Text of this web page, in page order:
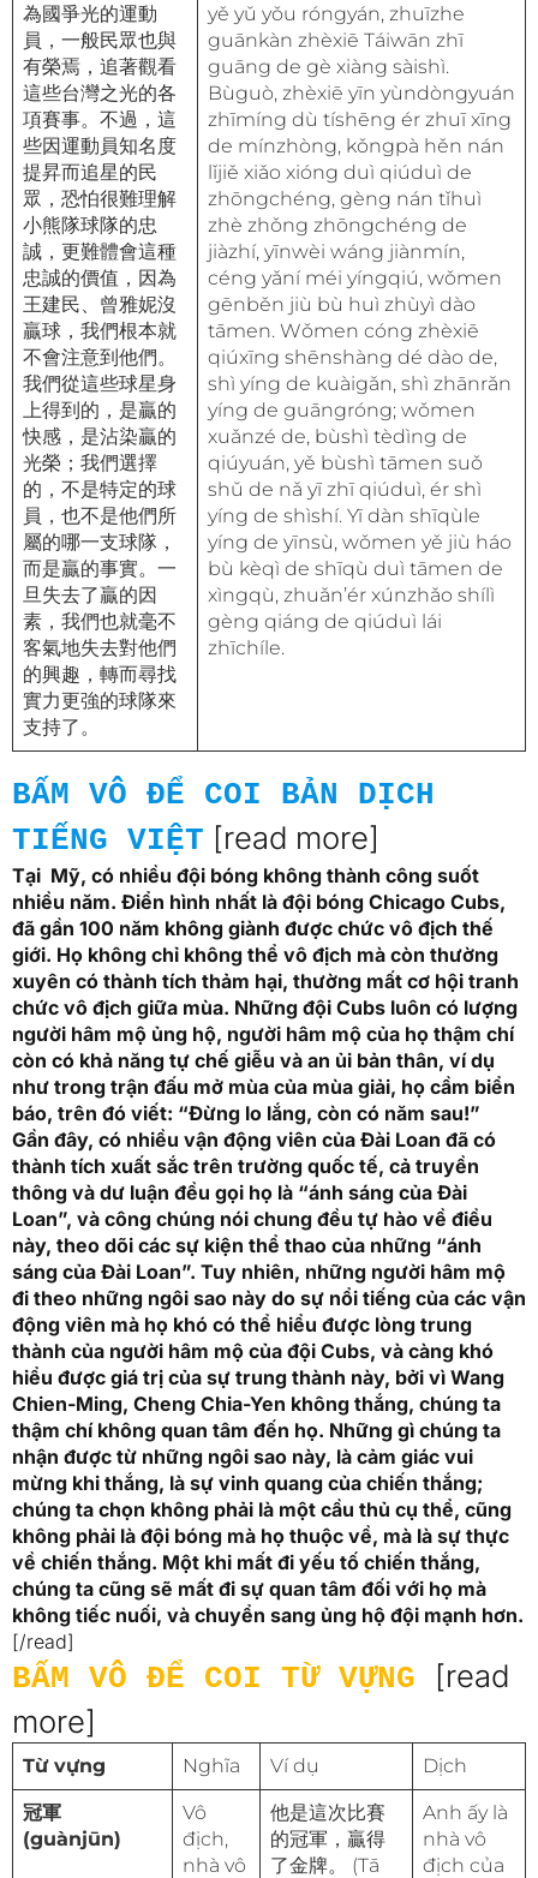
為國爭光的運動
員，一般民眾也與
有榮焉，追著觀看
這些台灣之光的各
項賽事。不過，這
些因運動員知名度
提昇而追星的民
眾，恐怕很難理解
小熊隊球隊的忠
誠，更難體會這種
忠誠的價值，因為
王建民、曾雅妮沒
贏球，我們根本就
不會注意到他們。
我們從這些球星身
上得到的，是贏的
快感，是沾染贏的
光榮；我們選擇
的，不是特定的球
員，也不是他們所
屬的哪一支球隊，
而是贏的事實。一
旦失去了贏的因
素，我們也就毫不
客氣地失去對他們
的興趣，轉而尋找
實力更強的球隊來
支持了。
yě yǔ yǒu róngyán, zhuīzhe
guānkàn zhèxiē Táiwān zhī
guāng de gè xiàng sàishì.
Bùguò, zhèxiē yīn yùndòngyuán
zhīmíng dù tíshēng ér zhuī xīng
de mínzhòng, kǒngpà hěn nán
lǐjiě xiǎo xióng duì qiúduì de
zhōngchéng, gèng nán tǐhuì
zhè zhǒng zhōngchéng de
jiàzhí, yīnwèi wáng jiànmín,
céng yǎní méi yíngqiú, wǒmen
gēnběn jiù bù huì zhùyì dào
tāmen. Wǒmen cóng zhèxiē
qiúxīng shēnshàng dé dào de,
shì yíng de kuàigǎn, shì zhānrǎn
yíng de guāngróng; wǒmen
xuǎnzé de, bùshì tèdìng de
qiúyuán, yě bùshì tāmen suǒ
shǔ de nǎ yī zhī qiúduì, ér shì
yíng de shìshí. Yī dàn shīqùle
yíng de yīnsù, wǒmen yě jiù háo
bù kèqì de shīqù duì tāmen de
xìngqù, zhuǎn’ér xúnzhǎo shílì
gèng qiáng de qiúduì lái
zhīchíle.
BẤM VÔ ĐỂ COI BẢN DỊCH
TIẾNG VIỆT [read more]
Tại Mỹ, có nhiều đội bóng không thành công suốt
nhiều năm. Điển hình nhất là đội bóng Chicago Cubs,
đã gần 100 năm không giành được chức vô địch thế
giới. Họ không chỉ không thể vô địch mà còn thường
xuyên có thành tích thảm hại, thường mất cơ hội tranh
chức vô địch giữa mùa. Những đội Cubs luôn có lượng
người hâm mộ ủng hộ, người hâm mộ của họ thậm chí
còn có khả năng tự chế giễu và an ủi bản thân, ví dụ
như trong trận đấu mở mùa của mùa giải, họ cầm biển
báo, trên đó viết: “Đừng lo lắng, còn có năm sau!”
Gần đây, có nhiều vận động viên của Đài Loan đã có
thành tích xuất sắc trên trường quốc tế, cả truyền
thông và dư luận đều gọi họ là “ánh sáng của Đài
Loan”, và công chúng nói chung đều tự hào về điều
này, theo dõi các sự kiện thể thao của những “ánh
sáng của Đài Loan”. Tuy nhiên, những người hâm mộ
đi theo những ngôi sao này do sự nổi tiếng của các vận
động viên mà họ khó có thể hiểu được lòng trung
thành của người hâm mộ của đội Cubs, và càng khó
hiểu được giá trị của sự trung thành này, bởi vì Wang
Chien-Ming, Cheng Chia-Yen không thắng, chúng ta
thậm chí không quan tâm đến họ. Những gì chúng ta
nhận được từ những ngôi sao này, là cảm giác vui
mừng khi thắng, là sự vinh quang của chiến thắng;
chúng ta chọn không phải là một cầu thủ cụ thể, cũng
không phải là đội bóng mà họ thuộc về, mà là sự thực
về chiến thắng. Một khi mất đi yếu tố chiến thắng,
chúng ta cũng sẽ mất đi sự quan tâm đối với họ mà
không tiếc nuối, và chuyển sang ủng hộ đội mạnh hơn.
[/read]
BẤM VÔ ĐỂ COI TỪ VỰNG
[read
more]
Từ vựng Nghĩa Ví dụ Dịch
冠軍
(guànjūn)
Vô
địch,
nhà vô
他是這次比賽
的冠軍，贏得
了金牌。 (Tā
Anh ấy là
nhà vô
địch của